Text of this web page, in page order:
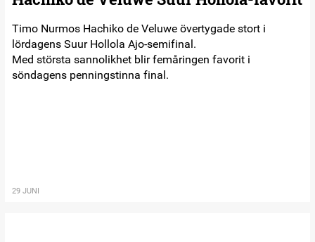
Timo Nurmos Hachiko de Veluwe övertygade stort i
lördagens Suur Hollola Ajo-semifinal.
Med största sannolikhet blir femåringen favorit i
söndagens penningstinna final.
29 JUNI